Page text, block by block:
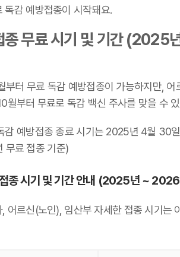
독감 예방접종이 시작돼요.
종 무료 시기 및 기간 (2025
부터 무료 독감 예방접종이 가능하지만, 어
월부터 무료로 독감 백신 주사를 맞을 수
감 예방접종 종료 시기는 2025년 4월 30
무료 접종 기준)
종 시기 및 기간 안내 (2025년 ~
어르신(노인), 임산부 자세한 접종 시기는